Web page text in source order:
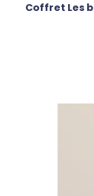
Coffret Les